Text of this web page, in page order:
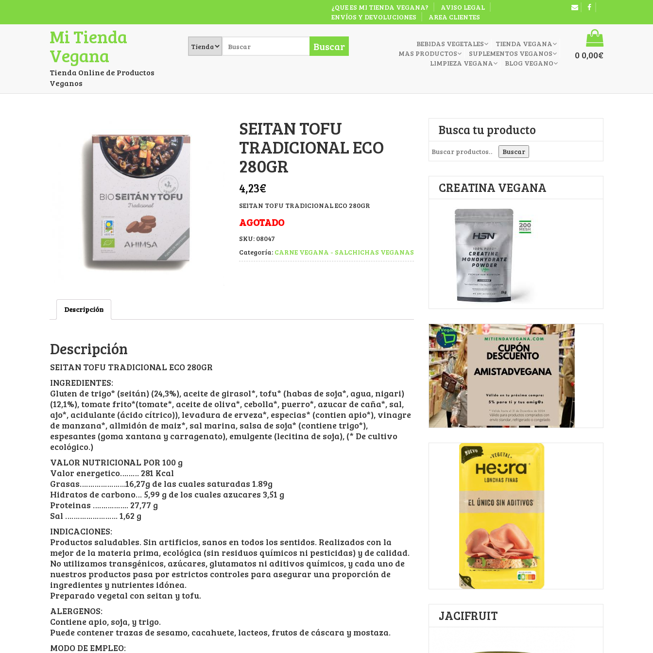
¿QUE ES MI TIENDA VEGANA?
AVISO LEGAL
ENVÍOS Y DEVOLUCIONES
AREA CLIENTES
Mi Tienda
Vegana
Tienda Online de Productos
Veganos
Buscar
0 0,00€
BEBIDAS VEGETALES
TIENDA VEGANA
MAS PRODUCTOS
SUPLEMENTOS VEGANOS
LIMPIEZA VEGANA
BLOG VEGANO
SEITAN TOFU
TRADICIONAL ECO
280GR
4,23€
SEITAN TOFU TRADICIONAL ECO 280GR
AGOTADO
SKU: 08047
Categoría: CARNE VEGANA - SALCHICHAS VEGANAS
Descripción
Descripción
SEITAN TOFU TRADICIONAL ECO 280GR
INGREDIENTES:
Gluten de trigo* (seitán) (24,3%), aceite de girasol*, tofu* (habas de soja*, agua, nigari)
(12,1%), tomate frito*(tomate*, aceite de oliva*, cebolla*, puerro*, azucar de caña*, sal,
ajo*, acidulante (ácido cítrico)), levadura de erveza*, especias* (contien apio*), vinagre
de manzana*, allmidón de maiz*, sal marina, salsa de soja* (contiene trigo*),
espesantes (goma xantana y carragenato), emulgente (lecitina de soja), (* De cultivo
ecológico.)
VALOR NUTRICIONAL POR 100 g
Valor energetico……… 281 Kcal
Grasas………………….16,27g de las cuales saturadas 1.89g
Hidratos de carbono… 5,99 g de los cuales azucares 3,51 g
Proteinas …………….. 27,77 g
Sal ……………………. 1,62 g
INDICACIONES:
Productos saludables. Sin artificios, sanos en todos los sentidos. Realizados con la
mejor de la materia prima, ecológica (sin residuos químicos ni pesticidas) y de calidad.
No utilizamos transgénicos, azúcares, glutamatos ni aditivos químicos, y cada uno de
nuestros productos pasa por estrictos controles para asegurar una proporción de
ingredientes y nutrientes idónea.
Preparado vegetal con seitan y tofu.
ALERGENOS:
Contiene apio, soja, y trigo.
Puede contener trazas de sesamo, cacahuete, lacteos, frutos de cáscara y mostaza.
MODO DE EMPLEO:
Busca tu producto
Buscar
CREATINA VEGANA
JACIFRUIT